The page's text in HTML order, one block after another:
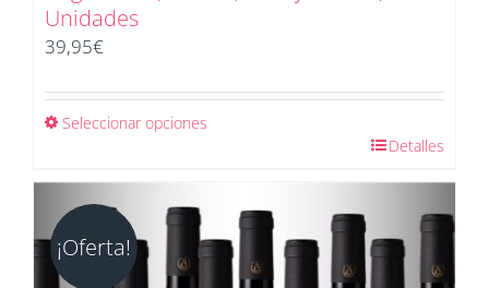
Unidades
39,95€
Seleccionar opciones
Detalles
¡Oferta!